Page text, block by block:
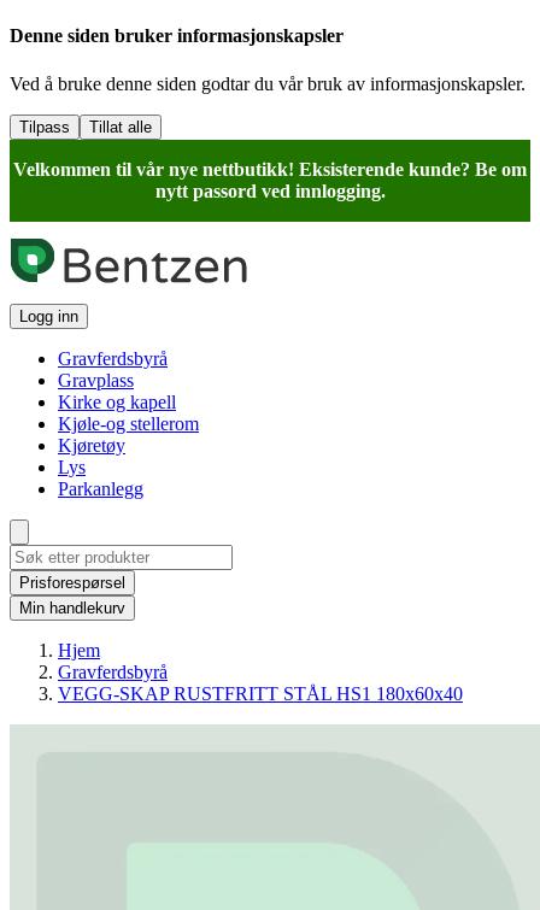
Denne siden bruker informasjonskapsler
Ved å bruke denne siden godtar du vår bruk av informasjonskapsler.
Tilpass Tillat alle
Velkommen til vår nye nettbutikk! Eksisterende kunde? Be om
nytt passord ved innlogging.
Logg inn
Gravferdsbyrå
Gravplass
Kirke og kapell
Kjøle-og stellerom
Kjøretøy
Lys
Parkanlegg
Prisforespørsel
Min handlekurv
Hjem
Gravferdsbyrå
VEGG-SKAP RUSTFRITT STÅL HS1 180x60x40